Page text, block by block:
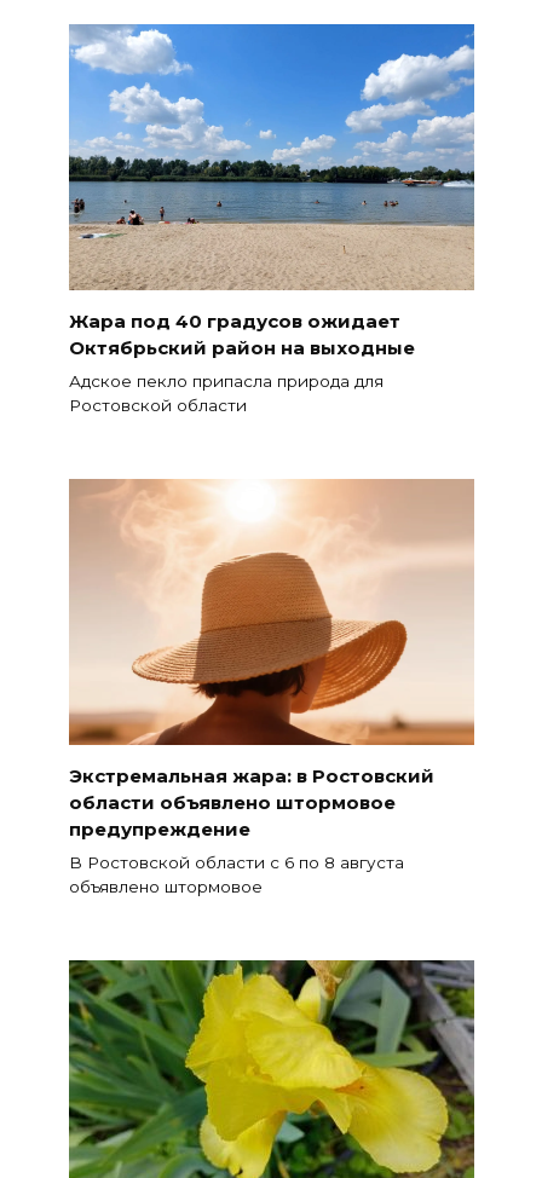
Жара под 40 градусов ожидает
Октябрьский район на выходные
Адское пекло припасла природа для
Ростовской области
Экстремальная жара: в Ростовский
области объявлено штормовое
предупреждение
В Ростовской области с 6 по 8 августа
объявлено штормовое